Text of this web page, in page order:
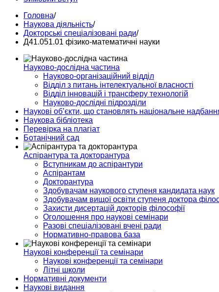
Головна/
Наукова діяльність/
Докторські спеціалізовані ради/
Д41.051.01 фізико-математичні науки
Науково-дослідна частина
Науково-організаційний відділ
Відділ з питань інтелектуальної власності
Відділ інновацій і трансферу технологій
Науково-дослідні підрозділи
Наукові об’єкти, що становлять національне
Наукова бібліотека
Перевірка на плагіат
Ботанічний сад
Аспірантура та докторантура
Вступникам до аспірантури
Аспірантам
Докторантура
Здобувачам наукового ступеня кандидата наук
Здобувачам вищої освіти ступеня доктора
Захисти дисертацій докторів філософії
Оголошення про наукові семінари
Разові спеціалізовані вчені ради
Нормативно-правова база
Наукові конференції та семінари
Наукові конференції та семінари
Літні школи
Нормативні документи
Наукові видання